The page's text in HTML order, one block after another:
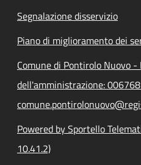
Segnalazione disservizio
Piano di miglioramento dei
Comune di Pontirolo Nuovo -
dell'amministrazione:
Powered by Sportello
10.41.2)